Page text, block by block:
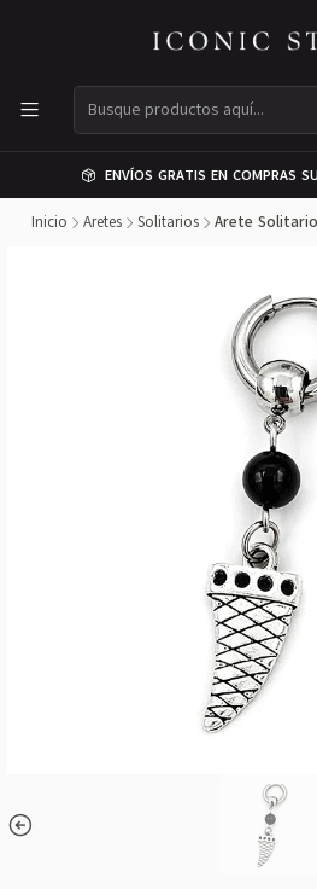
ENVÍOS GRATIS EN COMPRAS
Inicio Aretes Solitarios Arete